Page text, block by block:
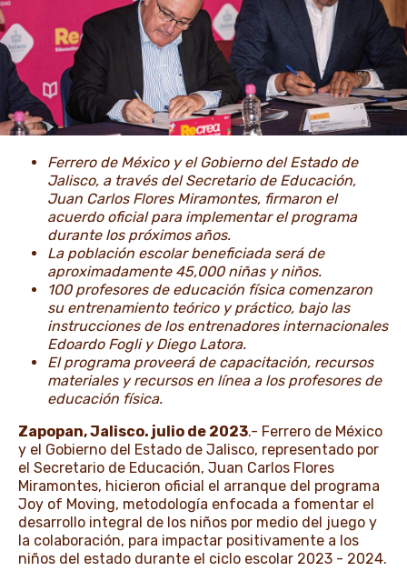
Ferrero de México y el Gobierno del Estado de
Jalisco, a través del Secretario de Educación,
Juan Carlos Flores Miramontes, firmaron el
acuerdo oficial para implementar el programa
durante los próximos años.
La población escolar beneficiada será de
aproximadamente 45,000 niñas y niños.
100 profesores de educación física comenzaron
su entrenamiento teórico y práctico, bajo las
instrucciones de los entrenadores internacionales
Edoardo Fogli y Diego Latora.
El programa proveerá de capacitación, recursos
materiales y recursos en línea a los profesores de
educación física.
Zapopan, Jalisco. julio de 2023.- Ferrero de México
y el Gobierno del Estado de Jalisco, representado por
el Secretario de Educación, Juan Carlos Flores
Miramontes, hicieron oficial el arranque del programa
Joy of Moving, metodología enfocada a fomentar el
desarrollo integral de los niños por medio del juego y
la colaboración, para impactar positivamente a los
niños del estado durante el ciclo escolar 2023 - 2024.